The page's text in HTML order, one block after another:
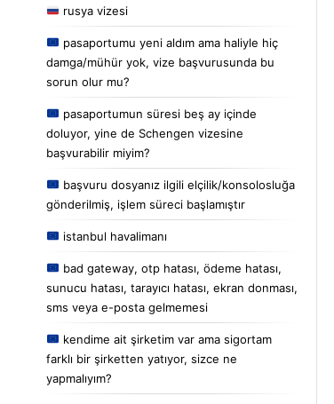
rusya vizesi
pasaportumu yeni aldım ama haliyle hiç
damga/mühür yok, vize başvurusunda bu
sorun olur mu?
pasaportumun süresi beş ay içinde
doluyor, yine de Schengen vizesine
başvurabilir miyim?
başvuru dosyanız ilgili elçilik/konsolosluğa
gönderilmiş, işlem süreci başlamıştır
istanbul havalimanı
bad gateway, otp hatası, ödeme hatası,
sunucu hatası, tarayıcı hatası, ekran donması,
sms veya e-posta gelmemesi
kendime ait şirketim var ama sigortam
farklı bir şirketten yatıyor, sizce ne
yapmalıyım?